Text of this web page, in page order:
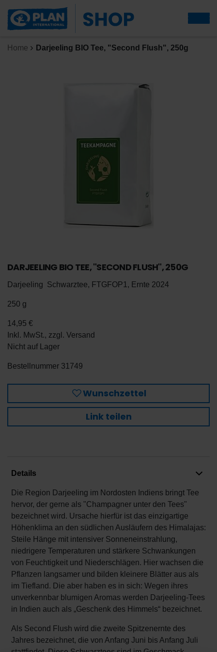
Home Darjeeling BIO Tee, "Second Flush", 250g
DARJEELING BIO TEE, "SECOND FLUSH", 250G
Darjeeling Schwarztee, FTGFOP1, Ernte 2024
250 g
14,95 €
Inkl. MwSt., zzgl. Versand
Nicht auf Lager
Bestellnummer 31749
Wunschzettel
Link teilen
Details
Die Region Darjeeling im Nordosten Indiens bringt Tee
hervor, der gerne als "Champagner unter den Tees"
bezeichnet wird. Ursache hierfür ist das einzigartige
Höhenklima an den südlichen Ausläufern des Himalajas:
Steile Hänge mit intensiver Sonneneinstrahlung,
niedrigere Temperaturen und stärkere Schwankungen
von Feuchtigkeit und Niederschlägen. Hier wachsen die
Pflanzen langsamer und bilden kleinere Blätter aus als
im Tiefland. Die aber haben es in sich: Wegen ihres
unverkennbar blumigen Aromas werden Darjeeling-Tees
in Indien auch als „Geschenk des Himmels“ bezeichnet.
Als Second Flush wird die zweite Spitzenernte des
Jahres bezeichnet, die von Anfang Juni bis Anfang Juli